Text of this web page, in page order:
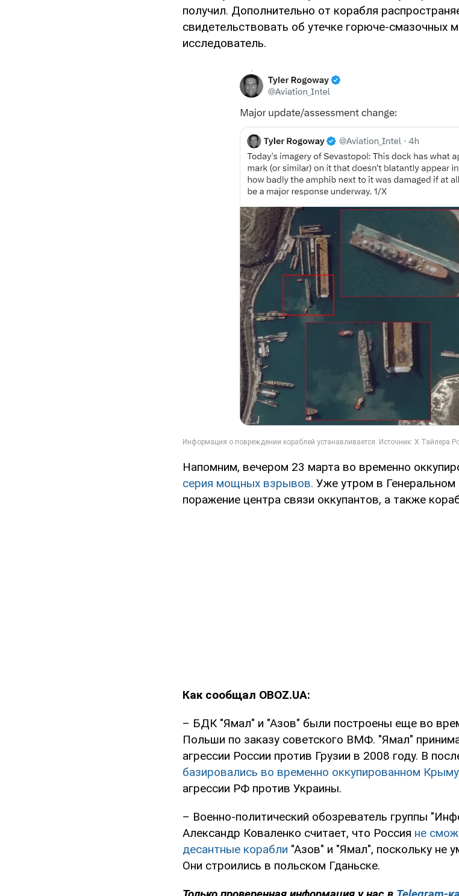
получил. Дополнительно от корабля
свидетельствовать об утечке горюче-смазочных
исследователь.
Напомним, вечером 23 марта во временно
серия мощных взрывов. Уже утром в
поражение центра связи оккупантов, а также
Как сообщал OBOZ.UA:
– БДК "Ямал" и "Азов" были построены еще во
Польши по заказу советского ВМФ. "Ямал"
агрессии России против Грузии в 2008 году. В
базировались во временно оккупированном Крыму
агрессии РФ против Украины.
– Военно-политический обозреватель группы
Александр Коваленко считает, что Россия не
десантные корабли "Азов" и "Ямал", поскольку не
Они строились в польском Гданьске.